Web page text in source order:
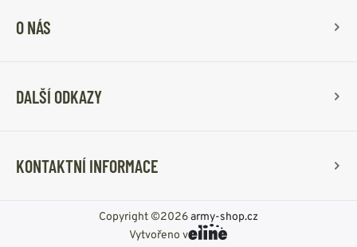
O NÁS
DALŠÍ ODKAZY
KONTAKTNÍ INFORMACE
Copyright ©2026army-shop.cz
Vytvořeno v